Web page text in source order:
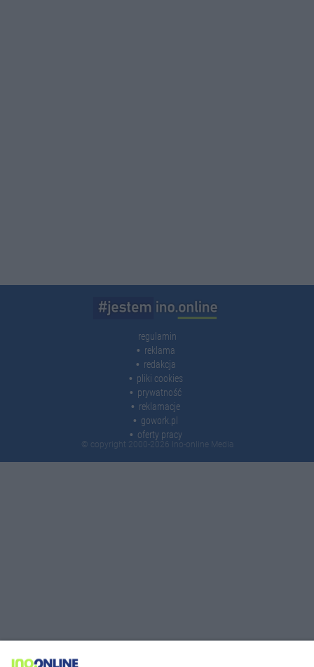
regulamin
reklama
redakcja
pliki cookies
prywatność
reklamacje
gowork.pl
oferty pracy
© copyright 2000-2026 Ino-online Media